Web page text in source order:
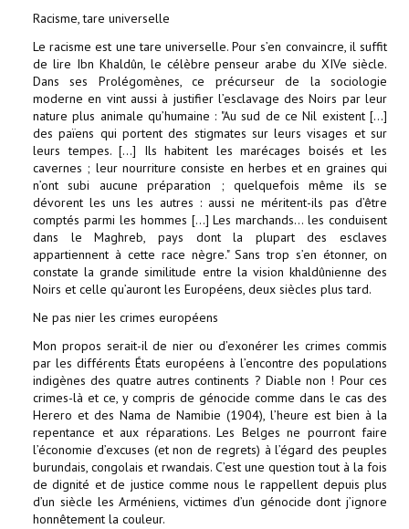
Racisme, tare universelle
Le racisme est une tare universelle. Pour s’en convaincre, il suffit
de lire Ibn Khaldûn, le célèbre penseur arabe du XIVe siècle.
Dans ses Prolégomènes, ce précurseur de la sociologie
moderne en vint aussi à justifier l’esclavage des Noirs par leur
nature plus animale qu’humaine : "Au sud de ce Nil existent […]
des païens qui portent des stigmates sur leurs visages et sur
leurs tempes. […] Ils habitent les marécages boisés et les
cavernes ; leur nourriture consiste en herbes et en graines qui
n’ont subi aucune préparation ; quelquefois même ils se
dévorent les uns les autres : aussi ne méritent-ils pas d’être
comptés parmi les hommes […] Les marchands… les conduisent
dans le Maghreb, pays dont la plupart des esclaves
appartiennent à cette race nègre." Sans trop s’en étonner, on
constate la grande similitude entre la vision khaldûnienne des
Noirs et celle qu’auront les Européens, deux siècles plus tard.
Ne pas nier les crimes européens
Mon propos serait-il de nier ou d’exonérer les crimes commis
par les différents États européens à l’encontre des populations
indigènes des quatre autres continents ? Diable non ! Pour ces
crimes-là et ce, y compris de génocide comme dans le cas des
Herero et des Nama de Namibie (1904), l’heure est bien à la
repentance et aux réparations. Les Belges ne pourront faire
l’économie d’excuses (et non de regrets) à l’égard des peuples
burundais, congolais et rwandais. C’est une question tout à la fois
de dignité et de justice comme nous le rappellent depuis plus
d’un siècle les Arméniens, victimes d’un génocide dont j’ignore
honnêtement la couleur.